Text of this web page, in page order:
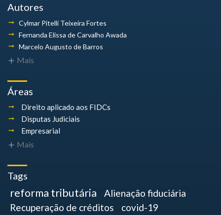
Autores
Cylmar Pitelli Teixeira Fortes
Fernanda Elissa de Carvalho Awada
Marcelo Augusto de Barros
Mais
Áreas
Direito aplicado aos FIDCs
Disputas Judiciais
Empresarial
Mais
Tags
reforma tributária
Alienação fiduciária
Recuperação de créditos
covid-19